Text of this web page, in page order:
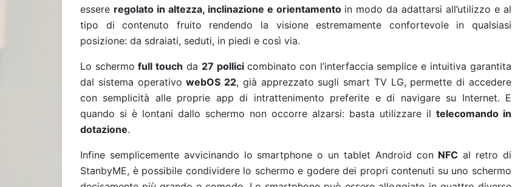
essere regolato in altezza, inclinazione e orientamentoin modo da adattarsi all’utilizzo e al
tipo di contenuto fruito rendendo la visione estremamente confortevole in qualsiasi
posizione: da sdraiati, seduti, in piedi e così via.
Lo schermo full touch da 27 pollici combinato con l’interfaccia semplice e intuitiva garantita
dal sistema operativowebOS 22, già apprezzato sugli smart TV LG, permette di accedere
con semplicità alle proprie app di intrattenimento preferite e di navigare su Internet. E
quando si è lontani dallo schermo non occorre alzarsi: basta utilizzare il telecomando in
dotazione.
Infine semplicemente avvicinando lo smartphone o un tablet Android con NFC al retro di
StanbyME, è possibile condividere lo schermo e godere dei propri contenuti su uno schermo